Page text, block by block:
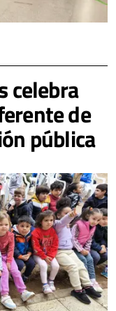
celebra
de
pública